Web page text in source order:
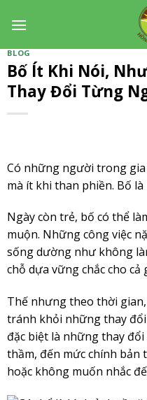
BLOG
Bố Ít Khi Nói,
Thay Đổi Từng
Có những người trong
mà ít khi than phiền. Bố
Ngày còn trẻ, bố có thể
muộn. Những công việc
sống dường như không
chỗ dựa vững chắc cho cả
Thế nhưng theo thời
tránh khỏi những thay
đặc biệt là những thay
thầm, đến mức chính bản
hoặc không muốn nhắc